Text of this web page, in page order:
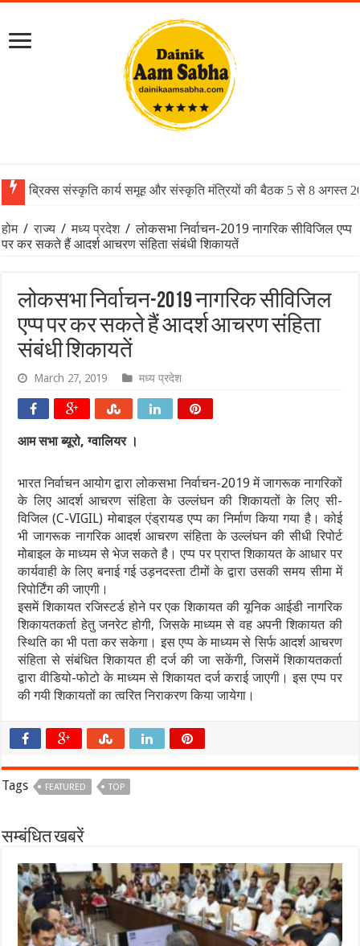
ब्रिक्स संस्कृति कार्य समूह और संस्कृति मंत्रियों की बैठक 5 से 8 अगस्त
होम / राज्य / मध्य प्रदेश / लोकसभा निर्वाचन-2019 नागरिक सीविजिल एप्प
पर कर सकते हैं आदर्श आचरण संहिता संबंधी शिकायतें
लोकसभा निर्वाचन-2019 नागरिक सीविजिल
एप्प पर कर सकते हैं आदर्श आचरण संहिता
संबंधी शिकायतें
March 27, 2019 मध्य प्रदेश
आम सभा ब्यूरो, ग्वालियर ।
भारत निर्वाचन आयोग द्वारा लोकसभा निर्वाचन-2019 में जागरूक नागरिकों
के लिए आदर्श आचरण संहिता के उल्लंघन की शिकायतों के लिए सी-
विजिल (C-VIGIL) मोबाइल एंड्रायड एप्प का निर्माण किया गया है। कोई
भी जागरूक नागरिक आदर्श आचरण संहिता के उल्लंघन की सीधी रिपोर्ट
मोबाइल के माध्यम से भेज सकते है। एप्प पर प्राप्त शिकायत के आधार पर
कार्यवाही के लिए बनाई गई उड़नदस्ता टीमों के द्वारा उसकी समय सीमा में
रिपोर्टिंग की जाएगी।
इसमें शिकायत रजिस्टर्ड होने पर एक शिकायत की यूनिक आईडी नागरिक
शिकायतकर्ता हेतु जनरेट होगी, जिसके माध्यम से वह अपनी शिकायत की
स्थिति का भी पता कर सकेगा। इस एप्प के माध्यम से सिर्फ आदर्श आचरण
संहिता से संबंधित शिकायत ही दर्ज की जा सकेंगी, जिसमें शिकायतकर्ता
द्वारा वीडियो-फोटो के माध्यम से शिकायत दर्ज कराई जाएगी। इस एप्प पर
की गयी शिकायतों का त्वरित निराकरण किया जायेगा।
Tags FEATURED TOP
सम्बंधित खबरें